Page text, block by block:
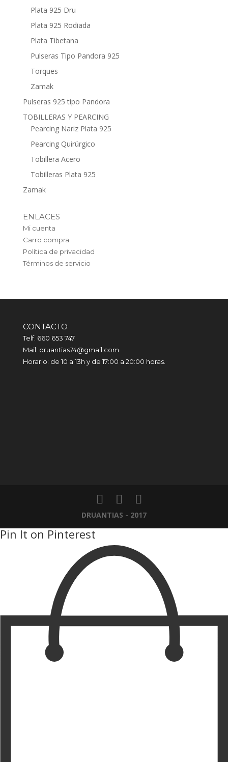
Plata 925 Dru
Plata 925 Rodiada
Plata Tibetana
Pulseras Tipo Pandora 925
Torques
Zamak
Pulseras 925 tipo Pandora
TOBILLERAS Y PEARCING
Pearcing Nariz Plata 925
Pearcing Quirúrgico
Tobillera Acero
Tobilleras Plata 925
Zamak
ENLACES
Mi cuenta
Carro compra
Política de privacidad
Términos de servicio
CONTACTO
Telf. 660 653 747
Mail: druantias74@gmail.com
Horario: de 10 a 13h y de 17:00 a 20:00 horas.
DRUANTIAS - 2017
Pin It on Pinterest